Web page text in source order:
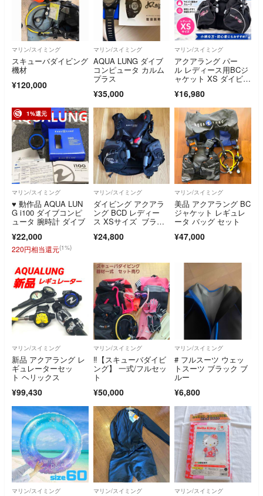
マリン/スイミング
スキューバダイビング
機材
¥120,000
マリン/スイミング
AQUA LUNG ダイブ
コンピュータ カルム
プラス
¥35,000
マリン/スイミング
アクアラング パー
ル レディース用BCジ
ャケット XS ダイビン
¥16,980
1%還元
マリン/スイミング
♥️ 動作品 AQUA LUN
G i100 ダイブコンピ
ュータ 腕時計 ダイブ
¥22,000
220円相当還元(1%)
マリン/スイミング
ダイビング アクアラ
ング BCD レディー
ス XSサイズ ブラッ
¥24,800
マリン/スイミング
美品 アクアラング BC
ジャケット レギュレ
ータ バッグ セット
¥47,000
マリン/スイミング
新品 アクアラング レ
ギュレーターセッ
ト ヘリックス
¥99,430
マリン/スイミング
‼【スキューバダイビ
ング】 一式/フルセッ
ト
¥50,000
マリン/スイミング
# フルスーツ ウェッ
トスーツ ブラック ブ
ルー
¥6,800
マリン/スイミング マリン/スイミング マリン/スイミング